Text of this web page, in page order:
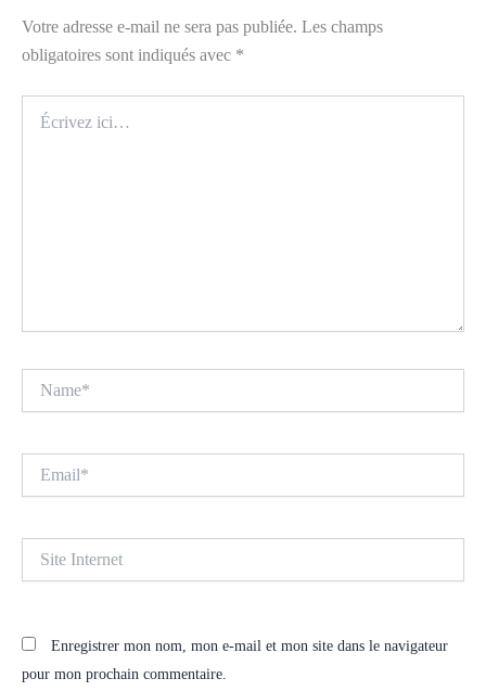
Votre adresse e-mail ne sera pas publiée. Les champs
obligatoires sont indiqués avec *
ici…
Internet
Enregistrer mon nom, mon e-mail et mon site dans le navigateur
pour mon prochain commentaire.